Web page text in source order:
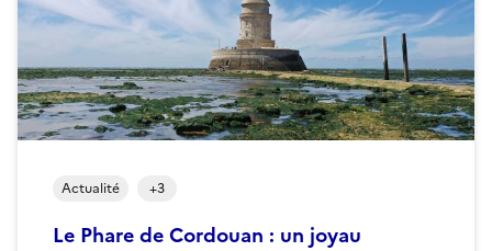
Le Phare de Cordouan : un joyau
Actualité +3